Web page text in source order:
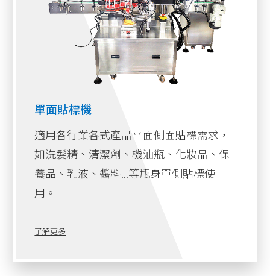
單面貼標機
適用各行業各式產品平面側面貼標需求，
如洗髮精、清潔劑、機油瓶、化妝品、保
養品、乳液、醬料...等瓶身單側貼標使
用。
了解更多